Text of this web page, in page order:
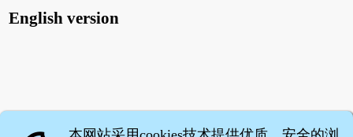
English version